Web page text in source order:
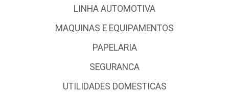
LINHA AUTOMOTIVA
MAQUINAS E EQUIPAMENTOS
PAPELARIA
SEGURANCA
UTILIDADES DOMESTICAS